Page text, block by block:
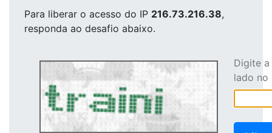
Para liberar o acesso do IP 216.73.216.38,
responda ao desafio abaixo.
Digite
lado no